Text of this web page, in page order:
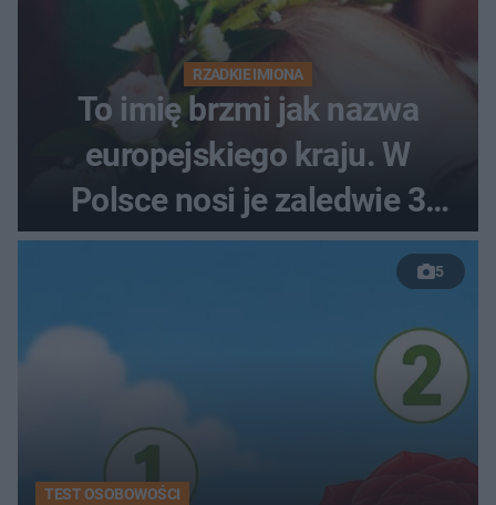
RZADKIE IMIONA
To imię brzmi jak nazwa
europejskiego kraju. W
Polsce nosi je zaledwie 3
kobiety
5
TEST OSOBOWOŚCI